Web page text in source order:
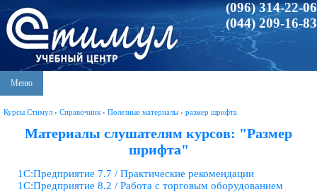
(096) 314-22-06
(044) 209-16-83
Меню
Курсы Стимул › Справочник › Полезные материалы › размер шрифта
Материалы слушателям курсов: "Размер
шрифта"
1С:Предприятие 7.7 / Практические рекомендации
1С:Предприятие 8.2 / Работа с торговым оборудованием